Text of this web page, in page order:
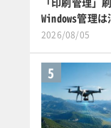
Windows管理
2026/08/05
5